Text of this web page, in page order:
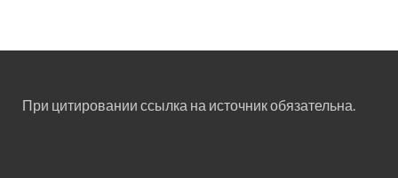
При цитировании ссылка на источник обязательна.